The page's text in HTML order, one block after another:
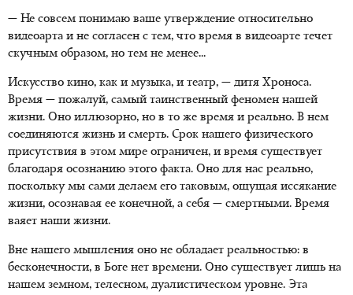
— Не совсем понимаю ваше утверждение относительно
видеоарта и не согласен с тем, что время в видеоарте течет
скучным образом, но тем не менее...
Искусство кино, как и музыка, и театр, — дитя Хроноса.
Время — пожалуй, самый таинственный феномен нашей
жизни. Оно иллюзорно, но в то же время и реально. В нем
соединяются жизнь и смерть. Срок нашего физического
присутствия в этом мире ограничен, и время существует
благодаря осознанию этого факта. Оно для нас реально,
поскольку мы сами делаем его таковым, ощущая иссякание
жизни, осознавая ее конечной, а себя — смертными. Время
ваяет наши жизни.
Вне нашего мышления оно не обладает реальностью: в
бесконечности, в Боге нет времени. Оно существует лишь на
нашем земном, телесном, дуалистическом уровне. Эта